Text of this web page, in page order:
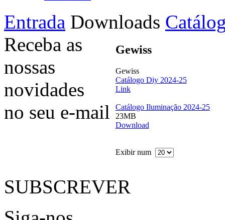
Entrada Downloads
Gewiss
Gewiss
Catálogo Diy 2024-25
Link
Catálogo Iluminação 2024-25
23MB
Download
Exibir num
Receba as
nossas
novidades
no seu e-mail
SUBSCREVER